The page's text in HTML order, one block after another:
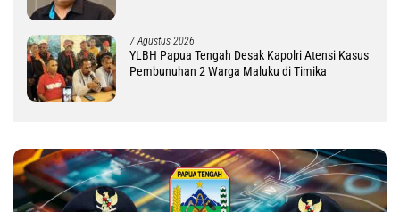
7 Agustus 2026
YLBH Papua Tengah Desak Kapolri Atensi Kasus
Pembunuhan 2 Warga Maluku di Timika